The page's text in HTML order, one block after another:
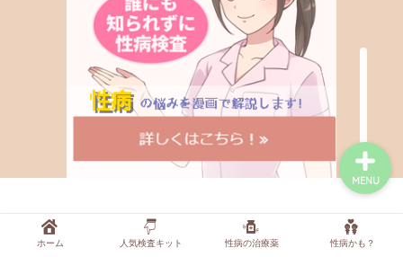
プライバシーポリシー 免責事項
2021–2026 性病検査の病院なび
ホーム 人気検査キット 性病の治療薬 性病かも？
MENU
性病検査キットを探す
性病の薬・抗生物質を探
す